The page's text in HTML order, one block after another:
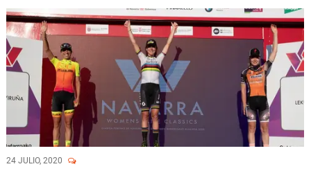
24 JULIO, 2020